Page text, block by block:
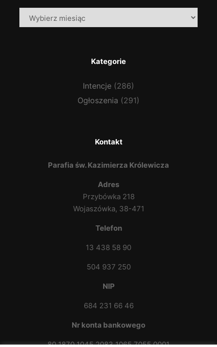
Archiwa
Kategorie
Intencje (286)
Ogłoszenia (291)
Kontakt
Parafia św. Kazimierza Królewicza
Adres
Przybówka 218
Wojaszówka, 38-471
Telefon
13 438 58 90
504 937 250
NIP
684 231 66 46
Nr konta bankowego
80 1870 1045 2083 1065 7055 0001